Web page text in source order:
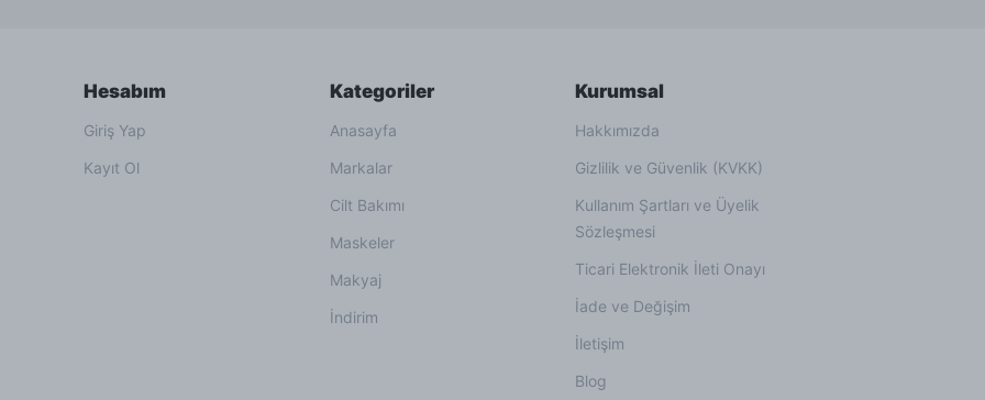
Hesabım
Giriş Yap
Kayıt Ol
Kategoriler
Anasayfa
Markalar
Cilt Bakımı
Maskeler
Makyaj
İndirim
Kurumsal
Hakkımızda
Gizlilik ve Güvenlik (KVKK)
Kullanım Şartları ve Üyelik
Sözleşmesi
Ticari Elektronik İleti Onayı
İade ve Değişim
İletişim
Blog